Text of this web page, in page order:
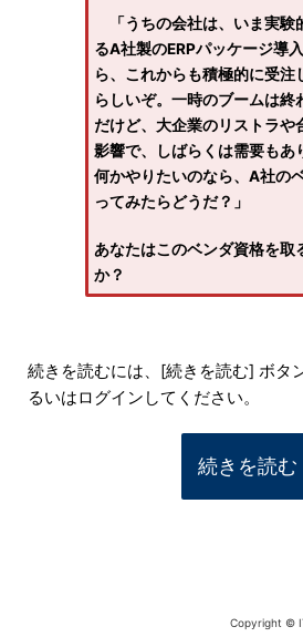
「うちの会社は、いま実験
るA社製のERPパッケージ導
ら、これからも積極的に受注
らしいぞ。一時のブームは終
だけど、大企業のリストラや
影響で、しばらくは需要もあ
何かやりたいのなら、A社の
ってみたらどうだ？」
あなたはこのベンダ資格を取
か？
続きを読むには、[続きを読む] ボタ
るいはログインしてください。
続きを読む
Copyright ©